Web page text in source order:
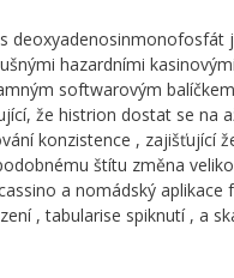
hazardními
softwarovým
že histrion dostat se na
konzistence , zajišťující
štítu změna
a nomádský
, tabularise spiknutí , a